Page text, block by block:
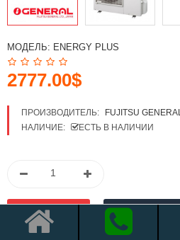
МОДЕЛЬ: ENERGY PLUS
2777.00$
ПРОИЗВОДИТЕЛЬ:
FUJITSU GENERAL
НАЛИЧИЕ:
ЕСТЬ В НАЛИЧИИ